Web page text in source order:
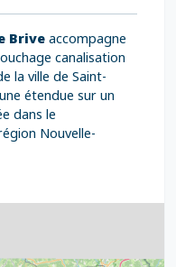
Brive accompagne
canalisation
la ville de Saint-
étendue sur un
dans le
Nouvelle-